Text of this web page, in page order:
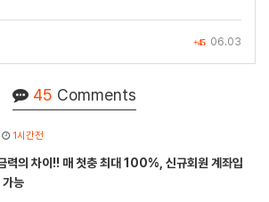
+45 06.03
45 Comments
1시간전
력의 차이!! 매 첫충 최대 100%, 신규회원 계좌입
가능